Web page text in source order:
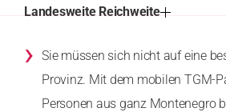
Landesweite Reichweite
› Sie müssen sich nicht auf eine
Provinz. Mit dem mobilen TGM-
Personen aus ganz Montenegro